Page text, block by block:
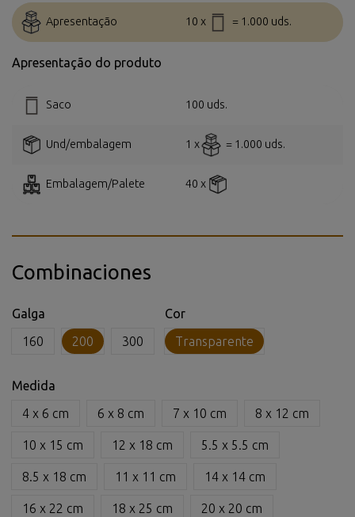
Apresentação 10 x = 1.000 uds.
Apresentação do produto
Saco 100 uds.
Und/embalagem 1 x = 1.000 uds.
Embalagem/Palete 40 x
Combinaciones
Galga
160
200 300
Cor
Transparente
Medida
4 x 6 cm
6 x 8 cm 7 x 10 cm 8 x 12 cm
10 x 15 cm 12 x 18 cm 5.5 x 5.5 cm
8.5 x 18 cm 11 x 11 cm 14 x 14 cm
16 x 22 cm 18 x 25 cm 20 x 20 cm